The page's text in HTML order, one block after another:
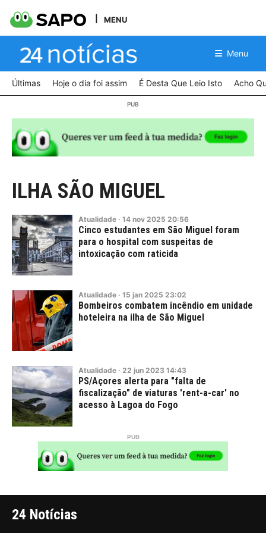
MENU
Menu
Últimas Hoje o dia foi assim É Desta Que Leio Isto Acho
ILHA SÃO MIGUEL
Atualidade · 14 nov 2025 20:56
Cinco estudantes em São Miguel foram
para o hospital com suspeitas de
intoxicação com raticida
Atualidade · 15 jan 2025 23:02
Bombeiros combatem incêndio em unidade
hoteleira na ilha de São Miguel
Atualidade · 22 jun 2023 14:43
PS/Açores alerta para "falta de
fiscalização" de viaturas 'rent-a-car' no
acesso à Lagoa do Fogo
24 Notícias